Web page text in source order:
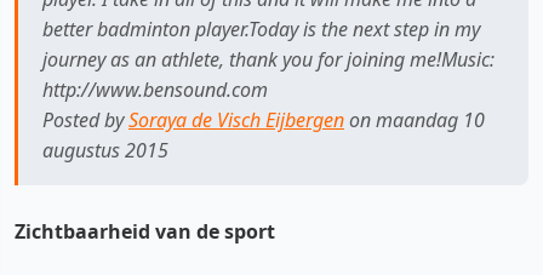
better badminton player.Today is the next step in my
journey as an athlete, thank you for joining me!Music:
http://www.bensound.com
Posted bySoraya de Visch Eijbergenon maandag 10
augustus 2015
Zichtbaarheid van de sport